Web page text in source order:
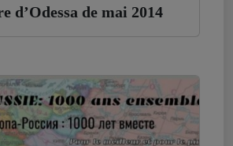
d’Odessa de mai 2014